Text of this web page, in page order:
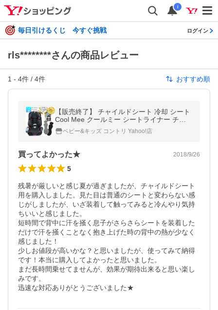
i
毎日引けるくじ 今すぐ挑戦 ログイン
rls********さんの商品レビュー
1 - 4件 / 4件 おすすめ順
【販売終了】 チャイルドシート 冷却 シート
Cool Mee クールミー シートライナー チャ
イルドシート用 暑さ対策
ベビー&キッズ コントリ Yahoo!店
買ってよかった★ 2018/9/26
5
残暑が厳しいと感じ夏が過ぎましたが、チャイルドシート
用を購入しました。見た目は普通のシートと変わらない感
じがしましたが、いざ装着して触ってみると冷んやり気持
ちいいと感じました。
短時間で背中に汗を掻く息子がさらさらシートを装着した
だけで汗を掻くことなく抱き上げた時の背中の熱が少なく
感じました！
少しお値段が高いかな？と思いましたが、使ってみて納得
です！本当に購入してよかったと思いました。
まだ長時間乗せてませんが、効果が期待出来ると思い楽し
みです。
迅速な対応ありがとうございました★